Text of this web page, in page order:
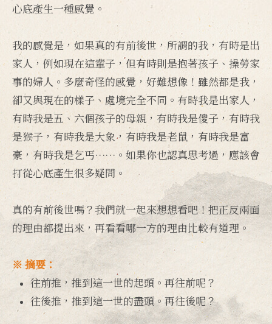
心底產生一種感覺。
我的感覺是，如果真的有前後世，所謂的我，有時是出
家人，例如現在這輩子，但有時則是抱著孩子、操勞家
事的婦人。多麼奇怪的感覺，好難想像！雖然都是我，
卻又與現在的樣子、處境完全不同。有時我是出家人，
有時我是五、六個孩子的母親，有時我是傻子，有時我
是猴子，有時我是大象，有時我是老鼠，有時我是富
豪，有時我是乞丐……。如果你也認真思考過，應該會
打從心底產生很多疑問。
真的有前後世嗎？我們就一起來想想看吧！把正反兩面
的理由都提出來，再看看哪一方的理由比較有道理。
※ 摘要：
往前推，推到這一世的起頭。再往前呢？
往後推，推到這一世的盡頭。再往後呢？